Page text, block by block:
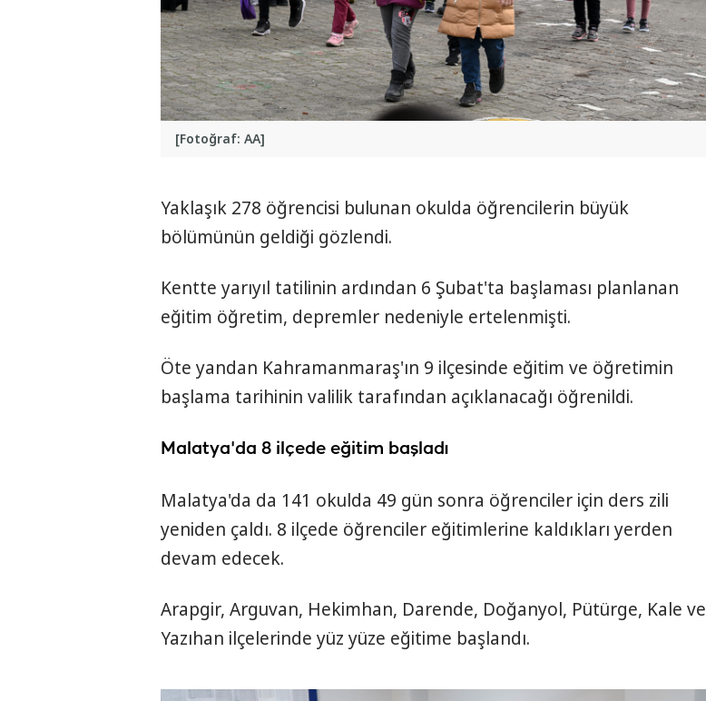
[Fotoğraf: AA]
Yaklaşık 278 öğrencisi bulunan okulda öğrencilerin büyük
bölümünün geldiği gözlendi.
Kentte yarıyıl tatilinin ardından 6 Şubat'ta başlaması planlanan
eğitim öğretim, depremler nedeniyle ertelenmişti.
Öte yandan Kahramanmaraş'ın 9 ilçesinde eğitim ve öğretimin
başlama tarihinin valilik tarafından açıklanacağı öğrenildi.
Malatya'da 8 ilçede eğitim başladı
Malatya'da da 141 okulda 49 gün sonra öğrenciler için ders zili
yeniden çaldı. 8 ilçede öğrenciler eğitimlerine kaldıkları yerden
devam edecek.
Arapgir, Arguvan, Hekimhan, Darende, Doğanyol, Pütürge, Kale ve
Yazıhan ilçelerinde yüz yüze eğitime başlandı.